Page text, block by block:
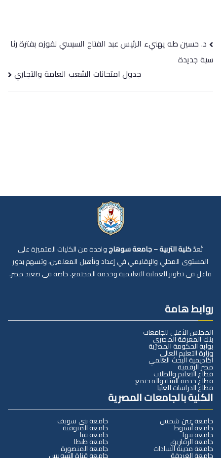
د. حسين طه يهنيء الرئيس عبد الفتاح السيسي لفوزه بفترة رئا
سية جديدة
جدول امتحانات الشعب العامة والتجاري
تُعدّكلية التربية – جامعة سوهاجواحدة من الكليات المتميزة على
المستوى المحلي والإقليمي في إعداد وتأهيل المعلمين، وتسهم بدور
فاعل في تطوير العملية التعليمية وخدمة المجتمع، خاصة في صعيد مصر.
روابط هامة
المجلس الأعلى للجامعات
بنك المعرفة المصري
بوابة الحكومة المصرية
وزارة التعليم العالي
أكاديمية البحث العلمي
مصر الرقمية
قطاع التعليم والطلاب
قطاع خدمة البيئة والمجتمع
قطاع الدراسات العليا
الكلية بالجامعات المصرية
جامعة عين شمس
جامعة أسيوط
جامعة بنها
جامعة الزقازيق
جامعة مدينة السادات
جامعة بني سويف
جامعة المنوفية
جامعة قنا
جامعة طنطا
جامعة المنصورة